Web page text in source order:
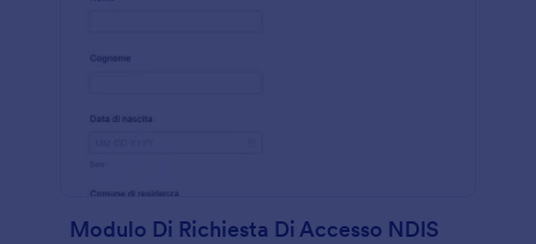
Modulo Di Richiesta Di Accesso NDIS